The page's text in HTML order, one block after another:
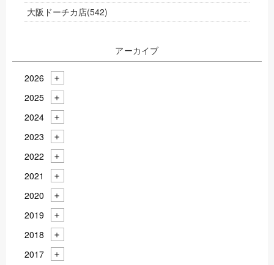
大阪ドーチカ店(542)
アーカイブ
2026
2025
2024
2023
2022
2021
2020
2019
2018
2017